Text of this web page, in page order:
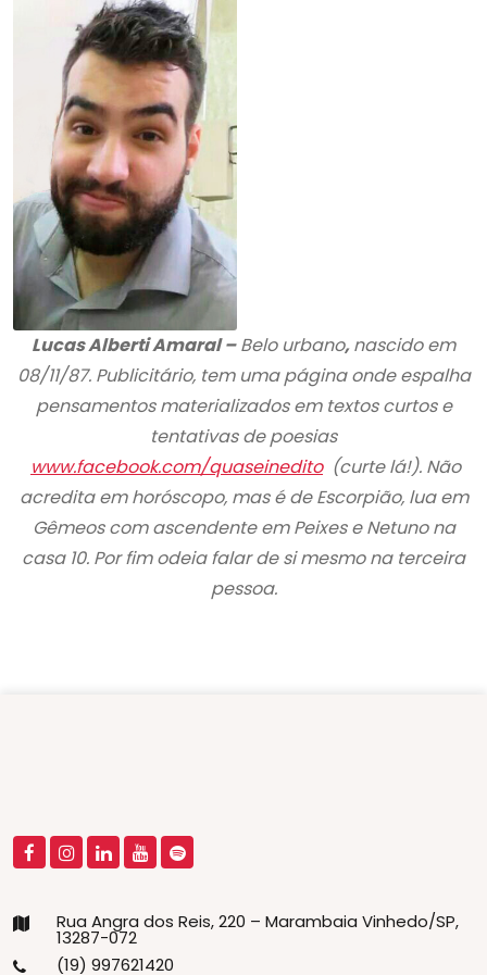
Lucas Alberti Amaral –Belo urbano,nascido em
08/11/87. Publicitário, tem uma página onde espalha
pensamentos materializados em textos curtos e
tentativas de poesias
www.facebook.com/quaseinedito(curte lá!). Não
acredita em horóscopo, mas é de Escorpião, lua em
Gêmeos com ascendente em Peixes e Netuno na
casa 10. Por fim odeia falar de si mesmo na terceira
pessoa.
Rua Angra dos Reis, 220 – Marambaia Vinhedo/SP,
13287-072
(19) 997621420